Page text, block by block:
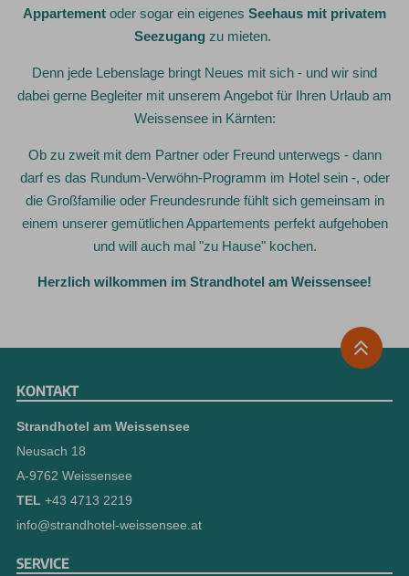
Appartement oder sogar ein eigenes Seehaus mit privatem
Seezugang zu mieten.
Denn jede Lebenslage bringt Neues mit sich - und wir sind
dabei gerne Begleiter mit unserem Angebot für Ihren Urlaub am
Weissensee in Kärnten:
Ob zu zweit mit dem Partner oder Freund unterwegs - dann
darf es das Rundum-Verwöhn-Programm im Hotel sein -, oder
die Großfamilie oder Freundesrunde fühlt sich gemeinsam in
einem unserer gemütlichen Appartements perfekt aufgehoben
und will auch mal "zu Hause" kochen.
Herzlich wilkommen im Strandhotel am Weissensee!
KONTAKT
Strandhotel am Weissensee
Neusach 18
A-9762 Weissensee
TEL +43 4713 2219
info@strandhotel-weissensee.at
SERVICE